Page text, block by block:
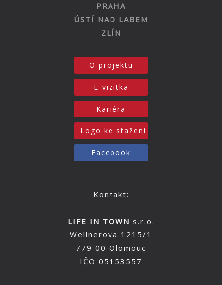
PRAHA
ÚSTÍ NAD LABEM
ZLÍN
O projektu
E-vizitka
Kariéra
Logo ke stažení
Facebook
Kontakt:
LIFE IN TOWN s.r.o.
Wellnerova 1215/1
779 00 Olomouc
IČO 05153557